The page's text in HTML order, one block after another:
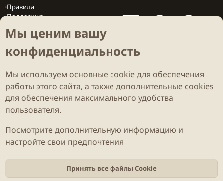
Правила
Поддержка
Локализация игр
Cookies Darkdale - Основа [v.2.3.2 rc1] 🔥
Русский (RU)
Обратная связь
Условия и правила
Политика конфиденциальности
Помощь
R
ЛокализацияLiaNdrY
Мы ценим вашу
конфиденциальность
Мы используем основные cookieдля обеспечения
работы этого сайта, а также дополнительные cookies
для обеспечения максимального удобства
пользователя.
Посмотрите дополнительную информацию и
настройте свои предпочтения
Принять все файлы Cookie